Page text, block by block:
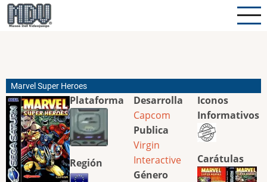
Pasar
al
Marvel Super Heroes
Plataforma
Región
Desarrolla
Capcom
Publica
Virgin
Interactive
Género
Iconos
Informativos
Carátulas